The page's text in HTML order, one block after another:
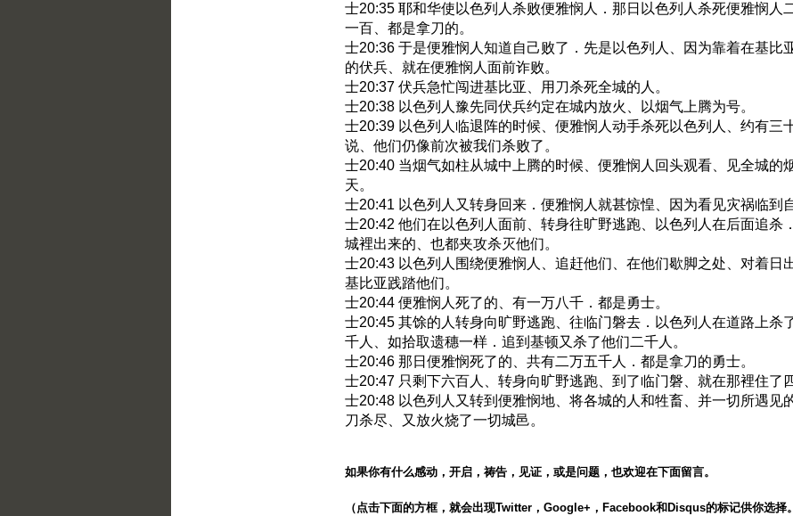
士20:35 耶和华使以色列人杀败便雅悯人．那日以色列人杀死便雅悯人
一百、都是拿刀的。
士20:36 于是便雅悯人知道自己败了．先是以色列人、因为靠着在基比
的伏兵、就在便雅悯人面前诈败。
士20:37 伏兵急忙闯进基比亚、用刀杀死全城的人。
士20:38 以色列人豫先同伏兵约定在城内放火、以烟气上腾为号。
士20:39 以色列人临退阵的时候、便雅悯人动手杀死以色列人、约有三
说、他们仍像前次被我们杀败了。
士20:40 当烟气如柱从城中上腾的时候、便雅悯人回头观看、见全城的
天。
士20:41 以色列人又转身回来．便雅悯人就甚惊惶、因为看见灾祸临到
士20:42 他们在以色列人面前、转身往旷野逃跑、以色列人在后面追杀
城裡出来的、也都夹攻杀灭他们。
士20:43 以色列人围绕便雅悯人、追赶他们、在他们歇脚之处、对着日
基比亚践踏他们。
士20:44 便雅悯人死了的、有一万八千．都是勇士。
士20:45 其馀的人转身向旷野逃跑、往临门磐去．以色列人在道路上杀
千人、如拾取遗穗一样．追到基顿又杀了他们二千人。
士20:46 那日便雅悯死了的、共有二万五千人．都是拿刀的勇士。
士20:47 只剩下六百人、转身向旷野逃跑、到了临门磐、就在那裡住了
士20:48 以色列人又转到便雅悯地、将各城的人和牲畜、并一切所遇见
刀杀尽、又放火烧了一切城邑。
如果你有什么感动，开启，祷告，见证，或是问题，也欢迎在下面留言。
（点击下面的方框，就会出现Twitter，Google+，Facebook和Disqus的标记供你选择